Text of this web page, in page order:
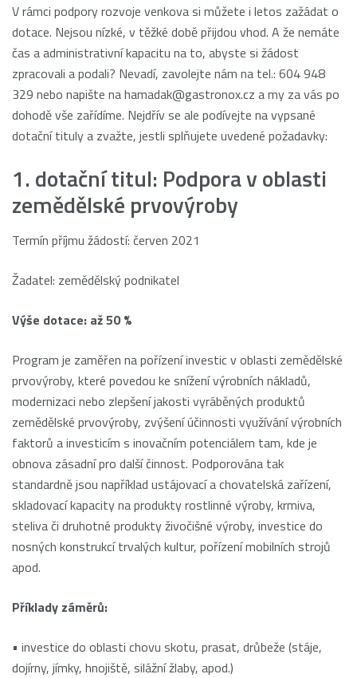
V rámci podpory rozvoje venkova si můžete i letos zažádat o
dotace. Nejsou nízké, v těžké době přijdou vhod. A že nemáte
čas a administrativní kapacitu na to, abyste si žádost
zpracovali a podali? Nevadí, zavolejte nám na tel.: 604 948
329 nebo napište na hamadak@gastronox.cz a my za vás po
dohodě vše zařídíme. Nejdřív se ale podívejte na vypsané
dotační tituly a zvažte, jestli splňujete uvedené požadavky:
1. dotační titul: Podpora v oblasti
zemědělské prvovýroby
Termín příjmu žádostí: červen 2021
Žadatel: zemědělský podnikatel
Výše dotace: až 50 %
Program je zaměřen na pořízení investic v oblasti zemědělské
prvovýroby, které povedou ke snížení výrobních nákladů,
modernizaci nebo zlepšení jakosti vyráběných produktů
zemědělské prvovýroby, zvýšení účinnosti využívání výrobních
faktorů a investicím s inovačním potenciálem tam, kde je
obnova zásadní pro další činnost. Podporována tak
standardně jsou například ustájovací a chovatelská zařízení,
skladovací kapacity na produkty rostlinné výroby, krmiva,
steliva či druhotné produkty živočišné výroby, investice do
nosných konstrukcí trvalých kultur, pořízení mobilních strojů
apod.
Příklady záměrů:
• investice do oblasti chovu skotu, prasat, drůbeže (stáje,
dojírny, jímky, hnojiště, silážní žlaby, apod.)